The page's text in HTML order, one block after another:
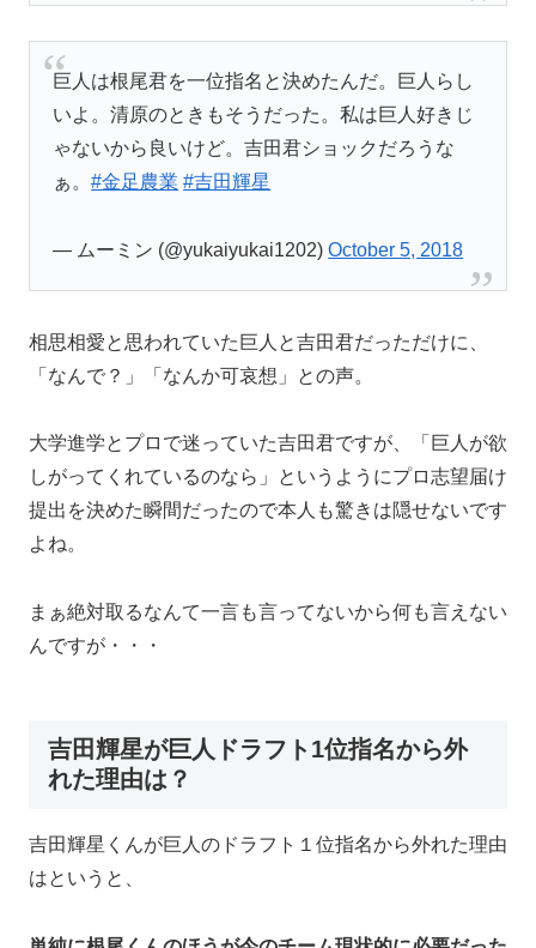
巨人は根尾君を一位指名と決めたんだ。巨人らし
いよ。清原のときもそうだった。私は巨人好きじ
ゃないから良いけど。吉田君ショックだろうな
ぁ。#金足農業 #吉田輝星
— ムーミン (@yukaiyukai1202)October 5, 2018
相思相愛と思われていた巨人と吉田君だっただけに、
「なんで？」「なんか可哀想」との声。
大学進学とプロで迷っていた吉田君ですが、「巨人が欲
しがってくれているのなら」というようにプロ志望届け
提出を決めた瞬間だったので本人も驚きは隠せないです
よね。
まぁ絶対取るなんて一言も言ってないから何も言えない
んですが・・・
吉田輝星が巨人ドラフト1位指名から外
れた理由は？
吉田輝星くんが巨人のドラフト１位指名から外れた理由
はというと、